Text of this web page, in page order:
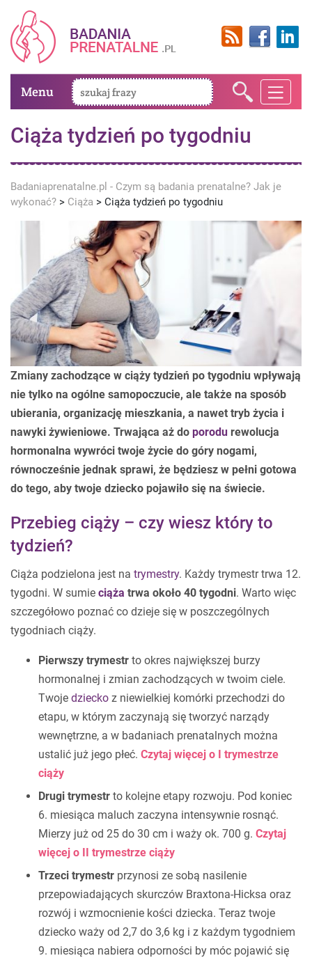
Menu
Ciąża tydzień po tygodniu
Badaniaprenatalne.pl - Czym są badania prenatalne? Jak je
wykonać? > Ciąża > Ciąża tydzień po tygodniu
Zmiany zachodzące w ciąży tydzień po tygodniu wpływają
nie tylko na ogólne samopoczucie, ale także na sposób
ubierania, organizację mieszkania, a nawet tryb życia i
nawyki żywieniowe. Trwająca aż do porodu rewolucja
hormonalna wywróci twoje życie do góry nogami,
równocześnie jednak sprawi, że będziesz w pełni gotowa
do tego, aby twoje dziecko pojawiło się na świecie.
Przebieg ciąży – czy wiesz który to
tydzień?
Ciąża podzielona jest na trymestry. Każdy trymestr trwa 12.
tygodni. W sumie ciąża trwa około 40 tygodni. Warto więc
szczegółowo poznać co dzieje się w poszczególnych
tygodniach ciąży.
Pierwszy trymestr to okres największej burzy
hormonalnej i zmian zachodzących w twoim ciele.
Twoje dziecko z niewielkiej komórki przechodzi do
etapu, w którym zaczynają się tworzyć narządy
wewnętrzne, a w badaniach prenatalnych można
ustalić już jego płeć. Czytaj więcej o I trymestrze
ciąży
Drugi trymestr to kolejne etapy rozwoju. Pod koniec
6. miesiąca maluch zaczyna intensywnie rosnąć.
Mierzy już od 25 do 30 cm i waży ok. 700 g. Czytaj
więcej o II trymestrze ciąży
Trzeci trymestr przynosi ze sobą nasilenie
przepowiadających skurczów Braxtona-Hicksa oraz
rozwój i wzmocnienie kości dziecka. Teraz twoje
dziecko waży od 2,7 do 3,6 kg i z każdym tygodniem
9. miesiąca nabiera odporności by móc pojawić się